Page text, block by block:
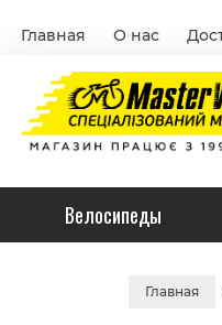
Главная О нас
Велосипеды
Главная